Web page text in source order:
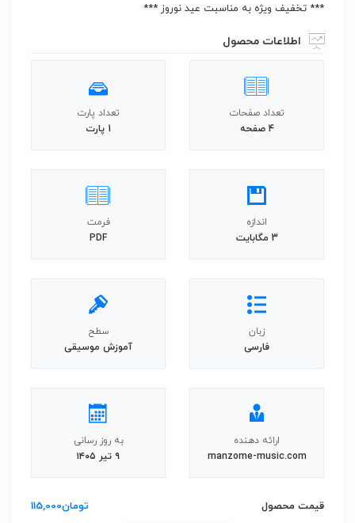
*** تخفیف ویژه به مناسبت عید نوروز ***
اطلاعات محصول
تعداد صفحات
4 صفحه
تعداد پارت
1 پارت
اندازه
3 مگابایت
فرمت
PDF
زبان
فارسی
سطح
آموزش موسیقی
ارائه دهنده
manzome-music.com
به روز رسانی
۹ تیر ۱۴۰۵
قیمت محصول تومان115,000